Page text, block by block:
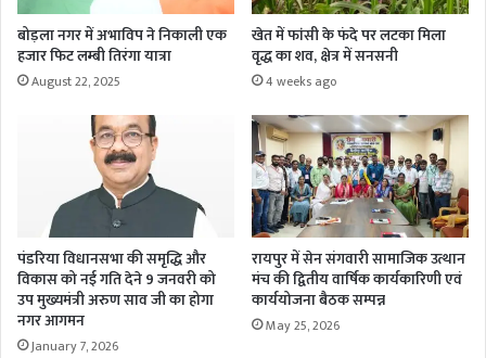
बोड़ला नगर में अभाविप ने निकाली एक
हजार फिट लम्बी तिरंगा यात्रा
August 22, 2025
खेत में फांसी के फंदे पर लटका मिला
वृद्ध का शव, क्षेत्र में सनसनी
4 weeks ago
पंडरिया विधानसभा की समृद्धि और
विकास को नई गति देने 9 जनवरी को
उप मुख्यमंत्री अरुण साव जी का होगा
नगर आगमन
January 7, 2026
रायपुर में सेन संगवारी सामाजिक उत्थान
मंच की द्वितीय वार्षिक कार्यकारिणी एवं
कार्ययोजना बैठक सम्पन्न
May 25, 2026